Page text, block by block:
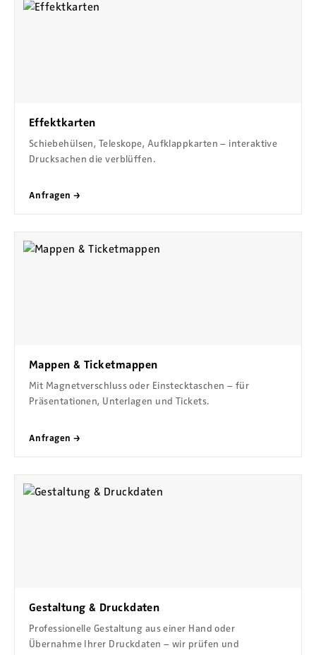
Effektkarten
Schiebehülsen, Teleskope, Aufklappkarten – interaktive
Drucksachen die verblüffen.
Anfragen →
Mappen & Ticketmappen
Mit Magnetverschluss oder Einstecktaschen – für
Präsentationen, Unterlagen und Tickets.
Anfragen →
Gestaltung & Druckdaten
Professionelle Gestaltung aus einer Hand oder
Übernahme Ihrer Druckdaten – wir prüfen und